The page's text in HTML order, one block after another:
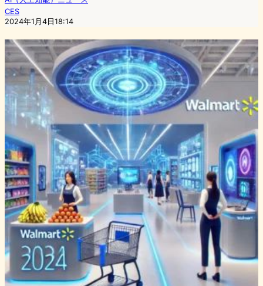
CES
2024年1月4日18:14